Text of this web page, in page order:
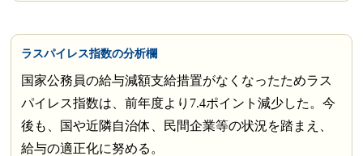
ラスパイレス指数の分析欄
国家公務員の給与減額支給措置がなくなったためラス
パイレス指数は、前年度より7.4ポイント減少した。今
後も、国や近隣自治体、民間企業等の状況を踏まえ、
給与の適正化に努める。